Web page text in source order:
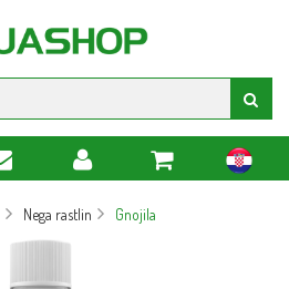
hr
Nega rastlin Gnojila